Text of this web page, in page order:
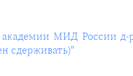
МИД России д-
сдерживать)"